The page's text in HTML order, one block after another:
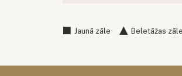
Jaunā zāle Beletāžas zāle